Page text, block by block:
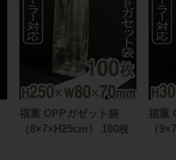
福重 OPPガゼット袋
（8×7×H25cm） 100枚
福重
（